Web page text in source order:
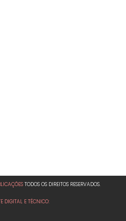
TODOS OS DIREITOS RESERVADOS.
DIGITAL E TÉCNICO: